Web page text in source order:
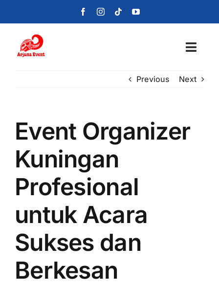
Beranda
Foto
Blog
PRICELIST
Hubungi Kami
Previous Next
Event Organizer
Kuningan
Profesional
untuk Acara
Sukses dan
Berkesan